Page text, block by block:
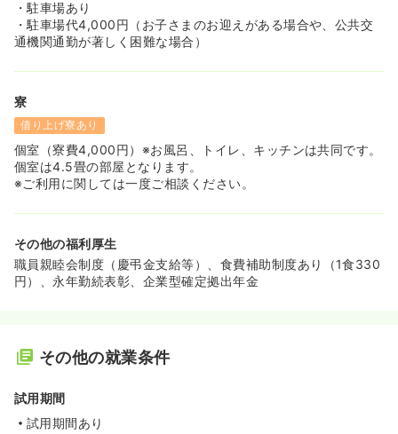
・駐車場あり
・駐車場代4,000円（お子さまのお迎えがある場合や、公共交
通機関通勤が著しく困難な場合）
寮
借り上げ寮あり
個室（寮費4,000円）※お風呂、トイレ、キッチンは共同です。
個室は4.5畳の部屋となります。
※ご利用に関しては一度ご相談ください。
その他の福利厚生
職員親睦会制度（慶弔金支給等）、食費補助制度あり（1食330
円）、永年勤続表彰、企業型確定拠出年金
その他の就業条件
試用期間
試用期間あり